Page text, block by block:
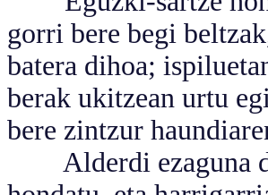
gorri bere begi
batera dihoa;
berak ukitzean urtu
bere zintzur
Alderdi ezaguna da